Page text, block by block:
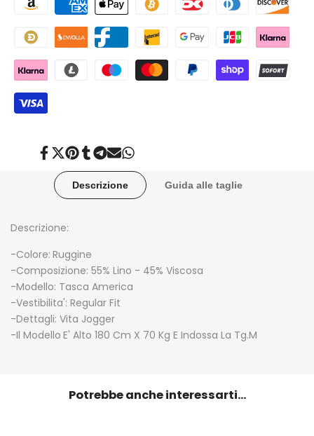
Condividi
Facebook
Twitta
Twitter
Aggiungi
Pinterest
Condividi
Tumblr
Condividi
Telegram
Invia
posta
Condividi
Whatsapp
Descrizione Guida alle taglie
Descrizione:
-Colore: Ruggine
-Composizione: 55% Lino - 45% Viscosa
-Modello: Tasca America
-Vestibilita': Regular Fit
-Dettagli: Vita Jogger
-Il Modello E' Alto 180 Cm X 70 Kg E Indossa La Tg.M
Potrebbe anche interessarti...